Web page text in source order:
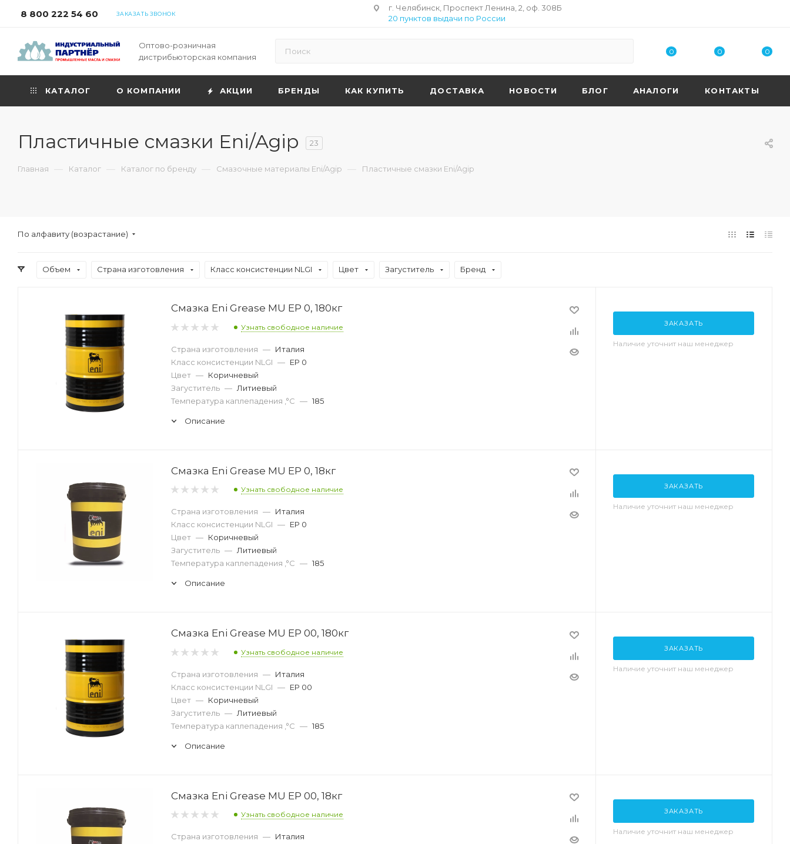
8 800 222 54 60 ЗАКАЗАТЬ ЗВОНОК
г. Челябинск, Проспект Ленина, 2, оф. 308Б
20 пунктов выдачи по России
Оптово-розничная
дистрибьюторская компания
0 0 0
КАТАЛОГ О КОМПАНИИ АКЦИИ БРЕНДЫ КАК КУПИТЬ ДОСТАВКА НОВОСТИ БЛОГ АНАЛОГИ КОНТАКТЫ
Пластичные смазки Eni/Agip 23
Главная — Каталог — Каталог по бренду — Смазочные материалы Eni/Agip — Пластичные смазки Eni/Agip
По алфавиту (возрастание)
Объем Страна изготовления Класс консистенции NLGI Цвет Загуститель Бренд
Смазка Eni Grease MU EP 0, 180кг
Узнать свободное наличие
Страна изготовления — Италия
Класс консистенции NLGI — EP 0
Цвет — Коричневый
Загуститель — Литиевый
Температура каплепадения ,°C — 185
Описание
ЗАКАЗАТЬ
Наличие уточнит наш менеджер
Смазка Eni Grease MU EP 0, 18кг
Узнать свободное наличие
Страна изготовления — Италия
Класс консистенции NLGI — EP 0
Цвет — Коричневый
Загуститель — Литиевый
Температура каплепадения ,°C — 185
Описание
ЗАКАЗАТЬ
Наличие уточнит наш менеджер
Смазка Eni Grease MU EP 00, 180кг
Узнать свободное наличие
Страна изготовления — Италия
Класс консистенции NLGI — EP 00
Цвет — Коричневый
Загуститель — Литиевый
Температура каплепадения ,°C — 185
Описание
ЗАКАЗАТЬ
Наличие уточнит наш менеджер
Смазка Eni Grease MU EP 00, 18кг
Узнать свободное наличие
Страна изготовления — Италия
ЗАКАЗАТЬ
Наличие уточнит наш менеджер